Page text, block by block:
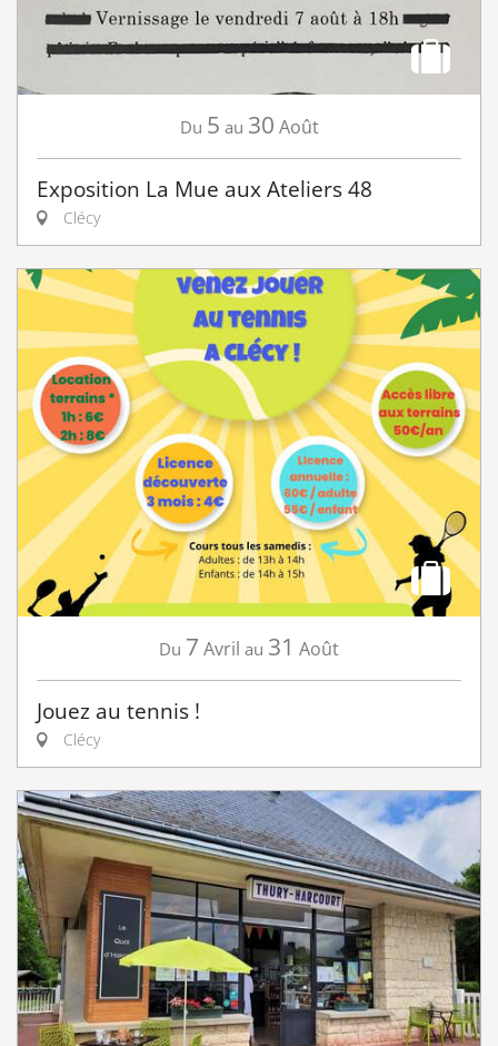
Du 5 au 30 Août
Exposition La Mue aux Ateliers 48
Clécy
Du 7 Avril au 31 Août
Jouez au tennis !
Clécy